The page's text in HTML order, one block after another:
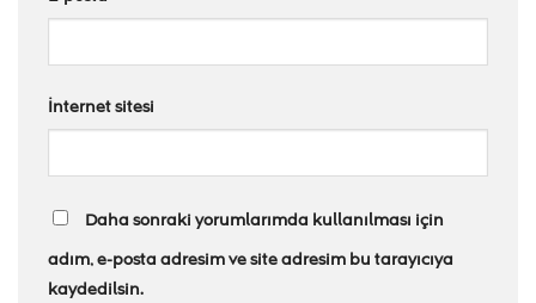
İnternet sitesi
Daha sonraki yorumlarımda kullanılması için
adım, e-posta adresim ve site adresim bu tarayıcıya
kaydedilsin.